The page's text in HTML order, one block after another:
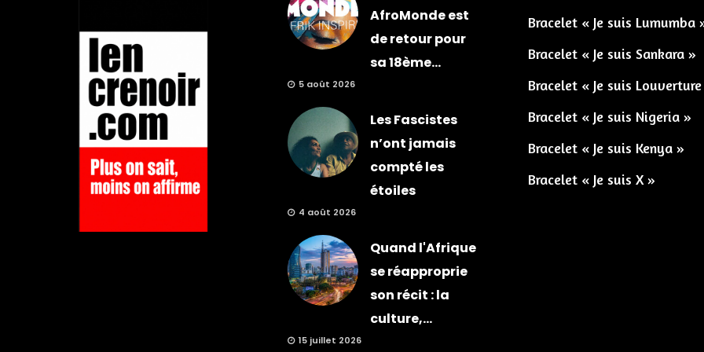
AfroMonde est
de retour pour
sa 18ème...
5 août 2026
Les Fascistes
n’ont jamais
compté les
étoiles
4 août 2026
Quand l'Afrique
se réapproprie
son récit : la
culture,...
15 juillet 2026
Bracelet « Je suis Lumumba
Bracelet « Je suis Sankara »
Bracelet « Je suis
Bracelet « Je suis Nigeria »
Bracelet « Je suis Kenya »
Bracelet « Je suis X »